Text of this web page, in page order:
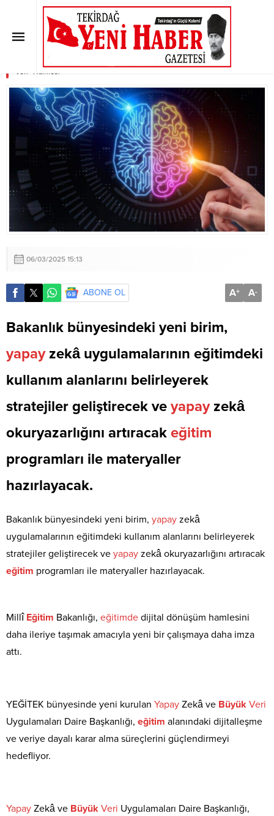
Millî Eğitim Bakanlığından “Yapay
Zekâ ve Büyük Veri” Hamlesi
Millî Eğitim Bakanlığından “Yapay Zekâ ve Büyük
Veri” Hamlesi
06/03/2025 15:13
ABONE OL A+ A-
Bakanlık bünyesindeki yeni birim,
yapayzekâ uygulamalarının eğitimdeki
kullanım alanlarını belirleyerek
stratejiler geliştirecek ve yapayzekâ
okuryazarlığını artıracak eğitim
programları ile materyaller
hazırlayacak.
Bakanlık bünyesindeki yeni birim, yapay zekâ
uygulamalarının eğitimdeki kullanım alanlarını belirleyerek
stratejiler geliştirecek ve yapay zekâ okuryazarlığını artıracak
eğitim programları ile materyaller hazırlayacak.
Millî Eğitim Bakanlığı, eğitimde dijital dönüşüm hamlesini
daha ileriye taşımak amacıyla yeni bir çalışmaya daha imza
attı.
YEĞİTEK bünyesinde yeni kurulan Yapay Zekâ ve Büyük Veri
Uygulamaları Daire Başkanlığı, eğitim alanındaki dijitalleşme
ve veriye dayalı karar alma süreçlerini güçlendirmeyi
hedefliyor.
Yapay Zekâ ve Büyük Veri Uygulamaları Daire Başkanlığı,